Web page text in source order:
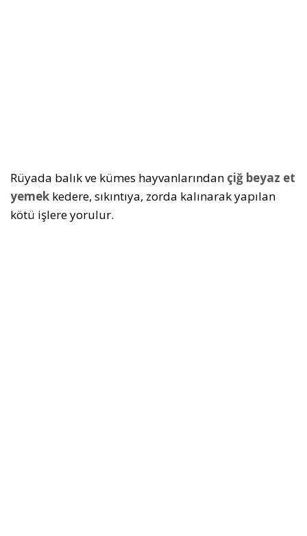
Rüyada balık ve kümes hayvanlarından çiğ beyaz et
yemek kedere, sıkıntıya, zorda kalınarak yapılan
kötü işlere yorulur.